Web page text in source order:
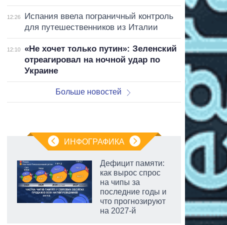
12:26
Испания ввела пограничный контроль
для путешественников из Италии
12:10
«Не хочет только путин»: Зеленский
отреагировал на ночной удар по
Украине
Больше новостей
ИНФОГРАФИКА
Дефицит памяти:
как вырос спрос
на чипы за
последние годы и
что прогнозируют
на 2027-й